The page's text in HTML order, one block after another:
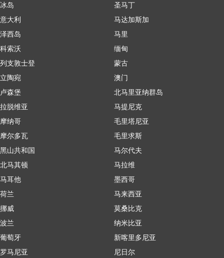
冰岛
意大利
泽西岛
科索沃
列支敦士登
立陶宛
卢森堡
拉脱维亚
摩纳哥
摩尔多瓦
黑山共和国
北马其顿
马耳他
荷兰
挪威
波兰
葡萄牙
罗马尼亚
圣马丁
马达加斯加
马里
缅甸
蒙古
澳门
北马里亚纳群岛
马提尼克
毛里塔尼亚
毛里求斯
马尔代夫
马拉维
墨西哥
马来西亚
莫桑比克
纳米比亚
新喀里多尼亚
尼日尔